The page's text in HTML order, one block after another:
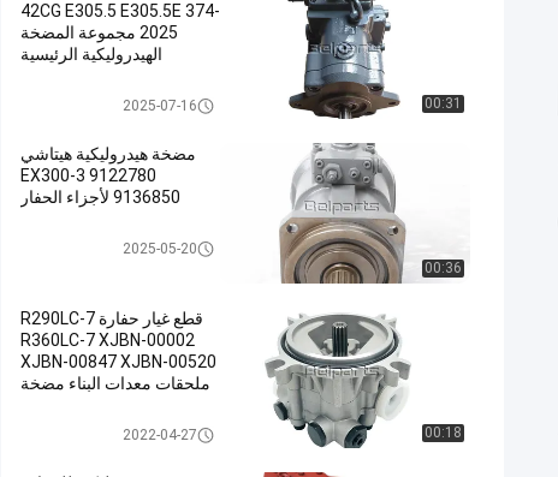
00:31
42CG E305.5 E305.5E 374-
2025 مجموعة المضخة
الهيدروليكية الرئيسية
حفار مضخة هيدروليّ2025-07-16
00:36
مضخة هيدروليكية هيتاشي
EX300-3 9122780
9136850 لأجزاء الحفار
حفار مضخة هيدروليّ2025-05-20
00:18
قطع غيار حفارة R290LC-7
R360LC-7 XJBN-00002
XJBN-00847 XJBN-00520
ملحقات معدات البناء مضخة
مضخة هيدروليكية والعتاد
2022-04-27